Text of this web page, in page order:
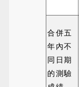
合併五
年內不
同日期
的測驗